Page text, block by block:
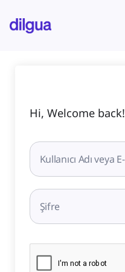
atla
Hi, Welcome back!